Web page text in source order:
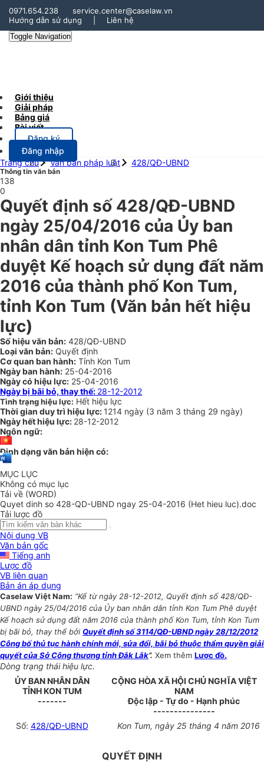
0971.654.238
service.center@caselaw.vn
Hướng dẫn sử dụng
Liên hệ
Toggle Navigation
Giới thiệu
Giải pháp
Bảng giá
Bài viết
Đăng ký
Đăng nhập
Trang chủ
Văn bản pháp luật 428/QĐ-UBND
Thông tin văn bản
138
0
Quyết định số 428/QĐ-UBND
ngày 25/04/2016 của Ủy ban
nhân dân tỉnh Kon Tum Phê
duyệt Kế hoạch sử dụng đất năm
2016 của thành phố Kon Tum,
tỉnh Kon Tum (Văn bản hết hiệu
lực)
Số hiệu văn bản: 428/QĐ-UBND
Loại văn bản: Quyết định
Cơ quan ban hành: Tỉnh Kon Tum
Ngày ban hành: 25-04-2016
Ngày có hiệu lực: 25-04-2016
Ngày bị bãi bỏ, thay thế: 28-12-2012
Tình trạng hiệu lực: Hết hiệu lực
Thời gian duy trì hiệu lực: 1214 ngày (3 năm 3 tháng 29 ngày)
Ngày hết hiệu lực: 28-12-2012
Ngôn ngữ:
Định dạng văn bản hiện có:
MỤC LỤC
Không có mục lục
Tải về (WORD)
Quyet dinh so 428-QD-UBND ngay 25-04-2016 (Het hieu luc).doc
Tải lược đồ
Nội dung VB
Văn bản gốc
Tiếng anh
Lược đồ
VB liên quan
Bản án áp dụng
Caselaw Việt Nam: “Kể từ ngày 28-12-2012, Quyết định số 428/QĐ-
UBND ngày 25/04/2016 của Ủy ban nhân dân tỉnh Kon Tum Phê duyệt
Kế hoạch sử dụng đất năm 2016 của thành phố Kon Tum, tỉnh Kon Tum
bị bãi bỏ, thay thế bởi Quyết định số 3114/QĐ-UBND ngày 28/12/2012
Công bố thủ tục hành chính mới, sửa đổi, bãi bỏ thuộc thẩm quyền giải
quyết của Sở Công thương tỉnh Đắk Lắk”. Xem thêm Lược đồ.
Dòng trạng thái hiệu lực.
ỦY BAN NHÂN DÂN
TỈNH KON TUM
-------
CỘNG HÒA XÃ HỘI CHỦ NGHĨA VIỆT
NAM
Độc lập - Tự do - Hạnh phúc
---------------
Số: 428/QĐ-UBND Kon Tum, ngày 25 tháng 4 năm 2016
QUYẾT ĐỊNH